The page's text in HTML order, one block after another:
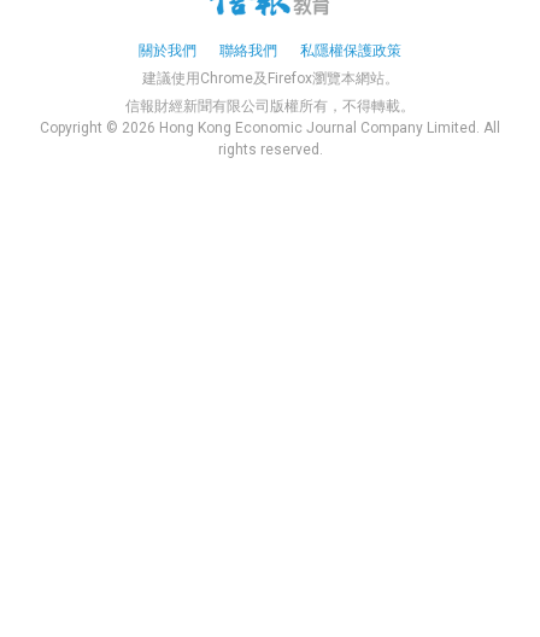
關於我們 聯絡我們
私隱權保護政策
建議使用Chrome及Firefox瀏覽本網站。
信報財經新聞有限公司版權所有，不得轉載。
Copyright © 2026 Hong Kong Economic Journal Company Limited. All
rights reserved.